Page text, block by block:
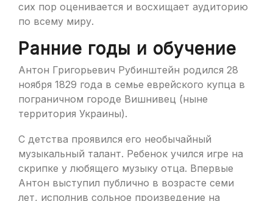
сих пор оценивается и восхищает аудиторию
по всему миру.
Ранние годы и обучение
Антон Григорьевич Рубинштейн родился 28
ноября 1829 года в семье еврейского купца в
пограничном городе Вишнивец (ныне
территория Украины).
С детства проявился его необычайный
музыкальный талант. Ребенок учился игре на
скрипке у любящего музыку отца. Впервые
Антон выступил публично в возрасте семи
лет, исполнив сольное произведение на